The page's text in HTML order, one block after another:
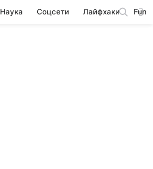
Наука Соцсети Лайфхаки Fun